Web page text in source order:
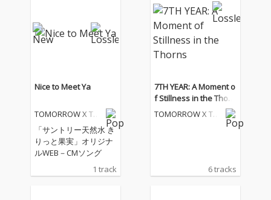
Nice to Meet Ya
TOMORROW X TO
「サントリー天然水 き
りっと果実」オリジナ
ルWEB－CMソング
1 track
7TH YEAR: A Moment o
f Stillness in the Thorn
s
TOMORROW X TO
6 tracks